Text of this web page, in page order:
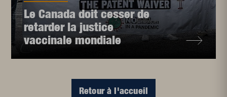
Le Canada doit cesser de
retarder la justice
vaccinale mondiale
Retour à l'accueil